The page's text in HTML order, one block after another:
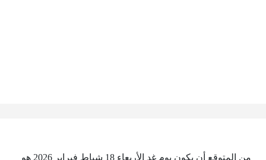
من المتوقع أن يكون يوم غد الأربعاء 18 شباط فبراير 2026 هو